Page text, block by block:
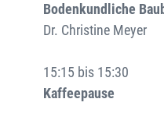
Bodenkundliche
Dr. Christine Meyer
15:15 bis 15:30
Kaffeepause